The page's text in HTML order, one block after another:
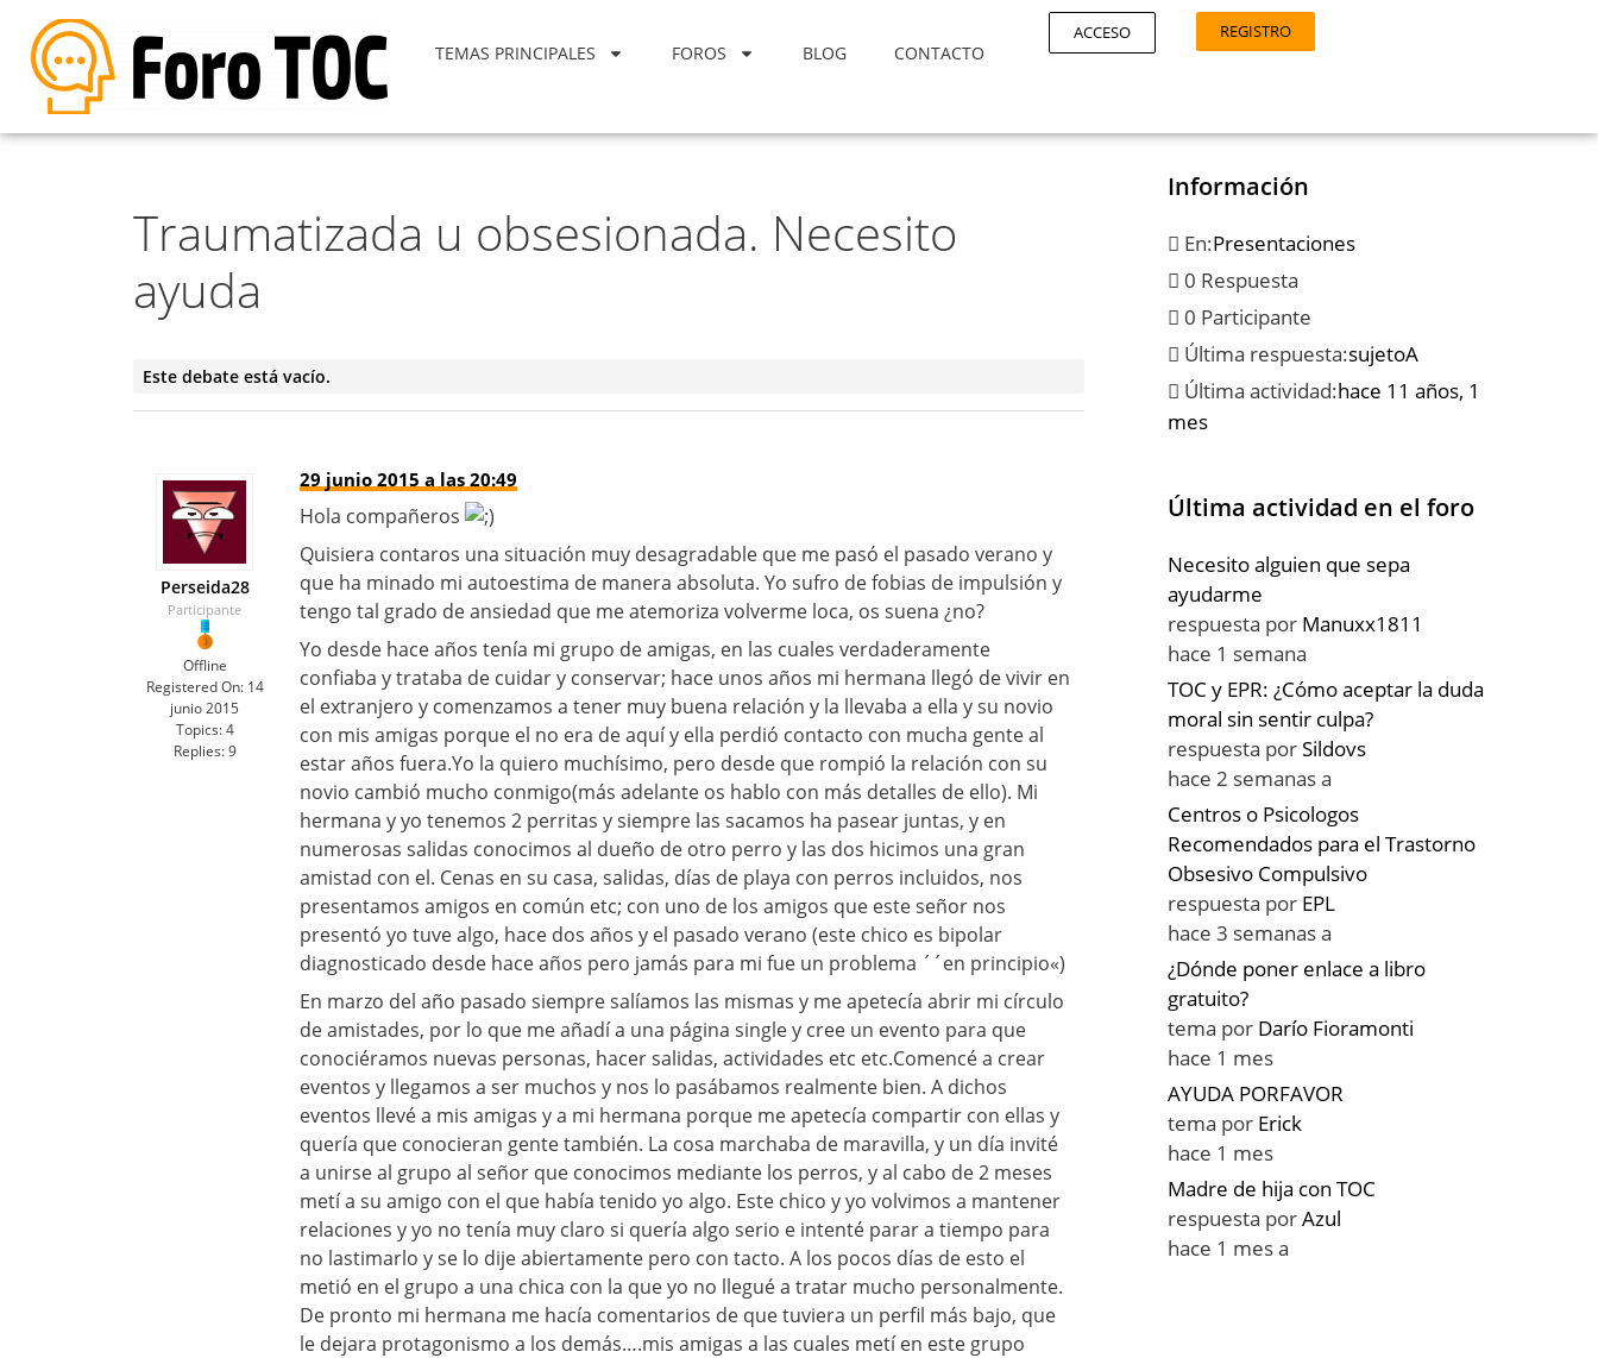
TEMAS PRINCIPALES FOROS BLOG CONTACTO
ACCESO REGISTRO
Traumatizada u obsesionada. Necesito
ayuda
Este debate está vacío.
Perseida28
Participante
Offline
Registered On: 14
junio 2015
Topics: 4
Replies: 9
29 junio 2015 a las 20:49
Hola compañeros
Quisiera contaros una situación muy desagradable que me pasó el pasado verano y
que ha minado mi autoestima de manera absoluta. Yo sufro de fobias de impulsión y
tengo tal grado de ansiedad que me atemoriza volverme loca, os suena ¿no?
Yo desde hace años tenía mi grupo de amigas, en las cuales verdaderamente
confiaba y trataba de cuidar y conservar; hace unos años mi hermana llegó de vivir en
el extranjero y comenzamos a tener muy buena relación y la llevaba a ella y su novio
con mis amigas porque el no era de aquí y ella perdió contacto con mucha gente al
estar años fuera.Yo la quiero muchísimo, pero desde que rompió la relación con su
novio cambió mucho conmigo(más adelante os hablo con más detalles de ello). Mi
hermana y yo tenemos 2 perritas y siempre las sacamos ha pasear juntas, y en
numerosas salidas conocimos al dueño de otro perro y las dos hicimos una gran
amistad con el. Cenas en su casa, salidas, días de playa con perros incluidos, nos
presentamos amigos en común etc; con uno de los amigos que este señor nos
presentó yo tuve algo, hace dos años y el pasado verano (este chico es bipolar
diagnosticado desde hace años pero jamás para mi fue un problema ´´en principio«)
En marzo del año pasado siempre salíamos las mismas y me apetecía abrir mi círculo
de amistades, por lo que me añadí a una página single y cree un evento para que
conociéramos nuevas personas, hacer salidas, actividades etc etc.Comencé a crear
eventos y llegamos a ser muchos y nos lo pasábamos realmente bien. A dichos
eventos llevé a mis amigas y a mi hermana porque me apetecía compartir con ellas y
quería que conocieran gente también. La cosa marchaba de maravilla, y un día invité
a unirse al grupo al señor que conocimos mediante los perros, y al cabo de 2 meses
metí a su amigo con el que había tenido yo algo. Este chico y yo volvimos a mantener
relaciones y yo no tenía muy claro si quería algo serio e intenté parar a tiempo para
no lastimarlo y se lo dije abiertamente pero con tacto. A los pocos días de esto el
metió en el grupo a una chica con la que yo no llegué a tratar mucho personalmente.
De pronto mi hermana me hacía comentarios de que tuviera un perfil más bajo, que
le dejara protagonismo a los demás….mis amigas a las cuales metí en este grupo
Información
En:Presentaciones
0 Respuesta
0 Participante
Última respuesta:sujetoA
Última actividad:hace 11 años, 1
mes
Última actividad en el foro
Necesito alguien que sepa
ayudarme
respuesta por Manuxx1811
hace 1 semana
TOC y EPR: ¿Cómo aceptar la duda
moral sin sentir culpa?
respuesta porSildovs
hace 2 semanas a
Centros o Psicologos
Recomendados para el Trastorno
Obsesivo Compulsivo
respuesta por EPL
hace 3 semanas a
¿Dónde poner enlace a libro
gratuito?
tema por Darío Fioramonti
hace 1 mes
AYUDA PORFAVOR
tema por Erick
hace 1 mes
Madre de hija con TOC
respuesta porAzul
hace 1 mes a